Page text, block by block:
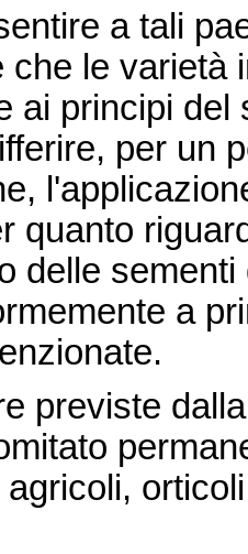
a tali
che le varietà
ai principi
per un
quanto
delle
a
previste